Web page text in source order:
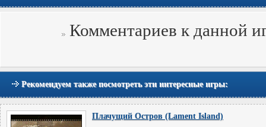
Комментариев к данной
Рекомендуем также посмотреть эти интересные игры:
Плачущий Остров (Lament Island)